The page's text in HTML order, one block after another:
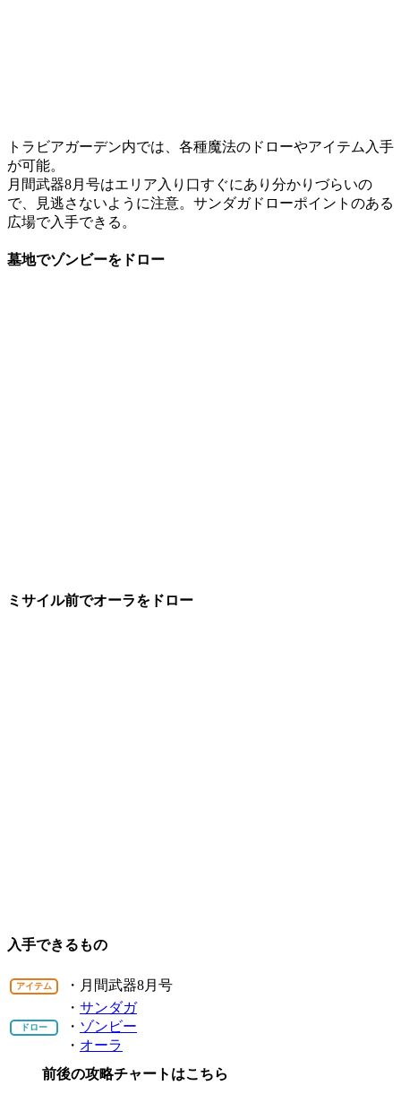
トラビアガーデン内では、各種魔法のドローやアイテム入手
が可能。
月間武器8月号はエリア入り口すぐにあり分かりづらいの
で、見逃さないように注意。サンダガドローポイントのある
広場で入手できる。
墓地でゾンビーをドロー
ミサイル前でオーラをドロー
入手できるもの
アイテム ・月間武器8月号
ドロー
・ サンダガ
・ ゾンビー
・ オーラ
前後の攻略チャートはこちら